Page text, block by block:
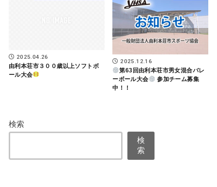
2025.04.26
由利本荘市３００歳以上ソフトボ
ール大会
2025.12.16
第63回由利本荘市男女混合バレ
ーボール大会
参加チーム募集
中！！
検索
検
索